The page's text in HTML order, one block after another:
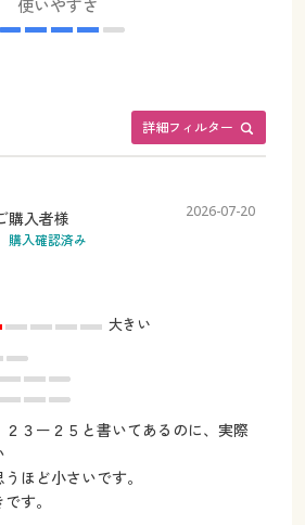
使いやすさ
詳細フィルター
購入者様
購入確認済み
2026-07-20
大きい
２３ー２５と書いてあるのに、実際
ほど小さいです。
です。